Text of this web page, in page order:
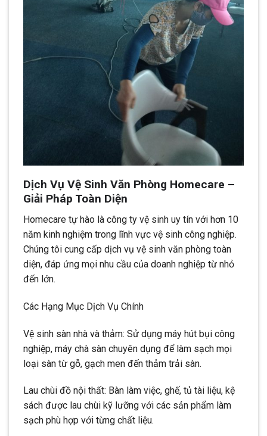
Dịch Vụ Vệ Sinh Văn Phòng Homecare –
Giải Pháp Toàn Diện
Homecare tự hào là công ty vệ sinh uy tín với hơn 10
năm kinh nghiệm trong lĩnh vực vệ sinh công nghiệp.
Chúng tôi cung cấp dịch vụ vệ sinh văn phòng toàn
diện, đáp ứng mọi nhu cầu của doanh nghiệp từ nhỏ
đến lớn.
Các Hạng Mục Dịch Vụ Chính
Vệ sinh sàn nhà và thảm: Sử dụng máy hút bụi công
nghiệp, máy chà sàn chuyên dụng để làm sạch mọi
loại sàn từ gỗ, gạch men đến thảm trải sàn.
Lau chùi đồ nội thất: Bàn làm việc, ghế, tủ tài liệu, kệ
sách được lau chùi kỹ lưỡng với các sản phẩm làm
sạch phù hợp với từng chất liệu.